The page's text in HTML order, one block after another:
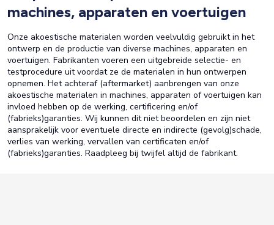
machines, apparaten en voertuigen
Onze akoestische materialen worden veelvuldig gebruikt in het
ontwerp en de productie van diverse machines, apparaten en
voertuigen. Fabrikanten voeren een uitgebreide selectie- en
testprocedure uit voordat ze de materialen in hun ontwerpen
opnemen. Het achteraf (aftermarket) aanbrengen van onze
akoestische materialen in machines, apparaten of voertuigen kan
invloed hebben op de werking, certificering en/of
(fabrieks)garanties. Wij kunnen dit niet beoordelen en zijn niet
aansprakelijk voor eventuele directe en indirecte (gevolg)schade,
verlies van werking, vervallen van certificaten en/of
(fabrieks)garanties. Raadpleeg bij twijfel altijd de fabrikant.